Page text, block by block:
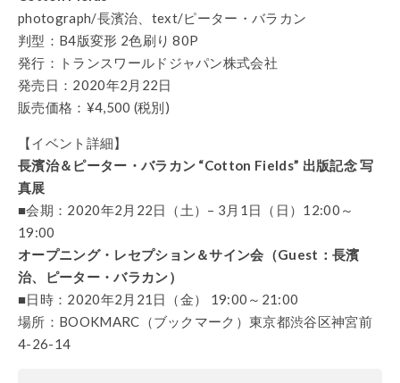
photograph/長濱治、text/ピーター・バラカン
判型：B4版変形 2色刷り 80P
発行：トランスワールドジャパン株式会社
発売日：2020年2月22日
販売価格：¥4,500 (税別)
【イベント詳細】
長濱治＆ピーター・バラカン “Cotton Fields” 出版記念 写
真展
■会期：2020年2月22日（土）– 3月1日（日）12:00～
19:00
オープニング・レセプション＆サイン会（Guest：長濱
治、ピーター・バラカン）
■日時：2020年2月21日（金） 19:00～21:00
場所：BOOKMARC（ブックマーク）東京都渋谷区神宮前
4-26-14